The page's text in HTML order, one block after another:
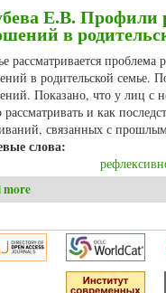
Е.В. Профили
в
рассматривается
в родительской семье.
Показано, что у лиц с
и как
связанных с
слова:
more